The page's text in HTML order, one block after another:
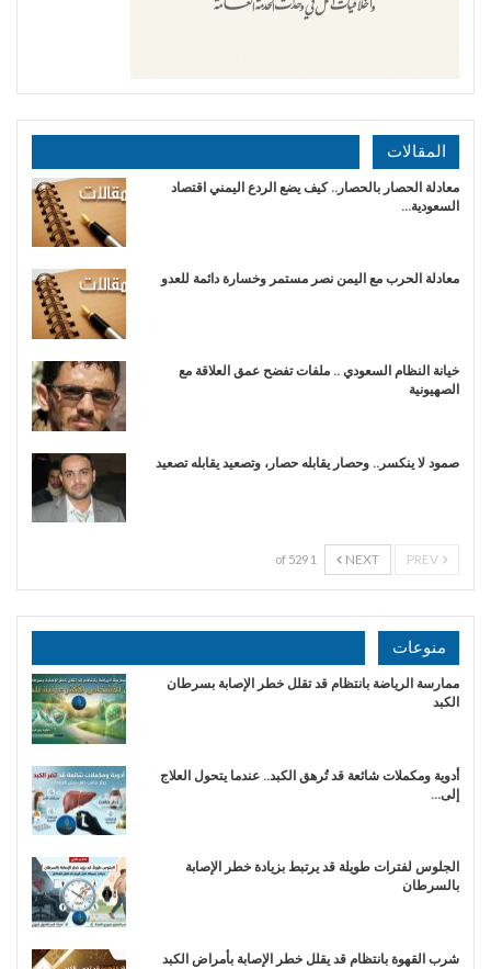
المقالات
معادلة الحصار بالحصار.. كيف يضع الردع اليمني اقتصاد
السعودية…
​معادلة الحرب مع اليمن نصر مستمر وخسارة دائمة للعدو
خيانة النظام السعودي .. ملفات تفضح عمق العلاقة مع
الصهيونية
صمود لا ينكسر.. وحصار يقابله حصار، وتصعيد يقابله تصعيد
NEXT
1 of 529
منوعات
ممارسة الرياضة بانتظام قد تقلل خطر الإصابة بسرطان
الكبد
أدوية ومكملات شائعة قد تُرهق الكبد.. عندما يتحول العلاج
إلى…
الجلوس لفترات طويلة قد يرتبط بزيادة خطر الإصابة
بالسرطان
شرب القهوة بانتظام قد يقلل خطر الإصابة بأمراض الكبد